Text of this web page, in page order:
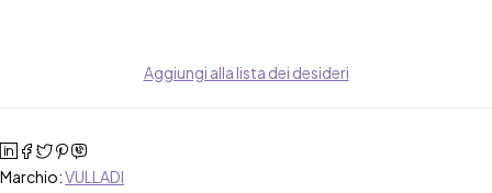
Aggiungi alla lista dei desideri
Marchio:VULLADI